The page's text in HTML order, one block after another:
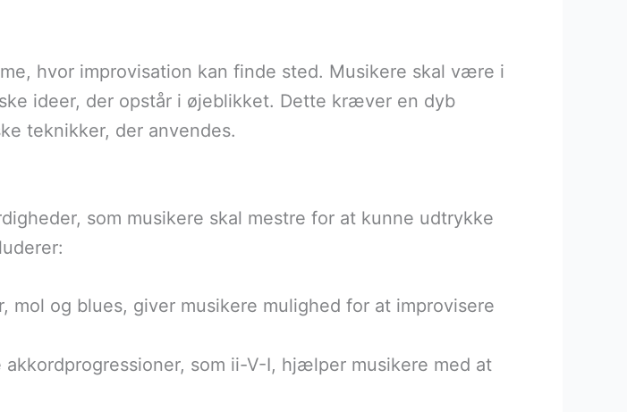
hvor improvisation kan finde sted. Musikere skal være i
ideer, der opstår i øjeblikket. Dette kræver en dyb
teknikker, der anvendes.
som musikere skal mestre for at kunne udtrykke
mol og blues, giver musikere mulighed for at improvisere
akkordprogressioner, som ii-V-I, hjælper musikere med at